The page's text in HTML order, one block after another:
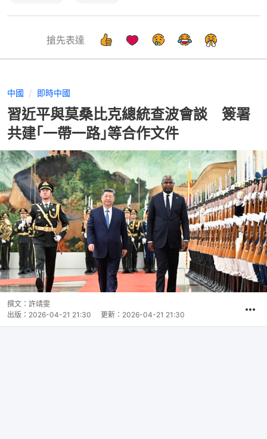
搶先表達
中國 即時中國
習近平與莫桑比克總統查波會談 簽署
共建｢一帶一路｣等合作文件
撰文： 許靖雯
出版： 2026-04-21 21:30 更新： 2026-04-21 21:30